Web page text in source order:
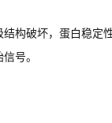
结构破坏，蛋白稳定
号。